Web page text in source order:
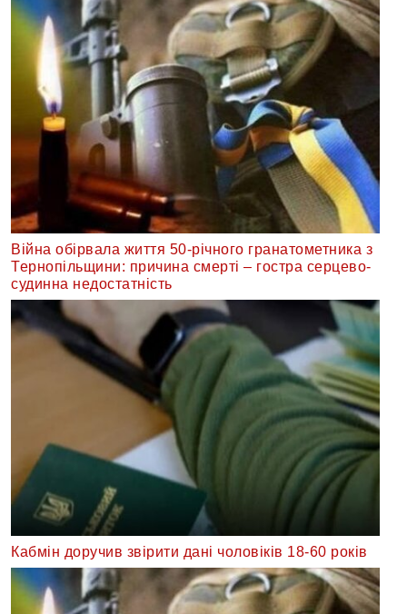
Війна обірвала життя 50-річного гранатометника з
Тернопільщини: причина смерті – гостра серцево-
судинна недостатність
Кабмін доручив звірити дані чоловіків 18-60 років